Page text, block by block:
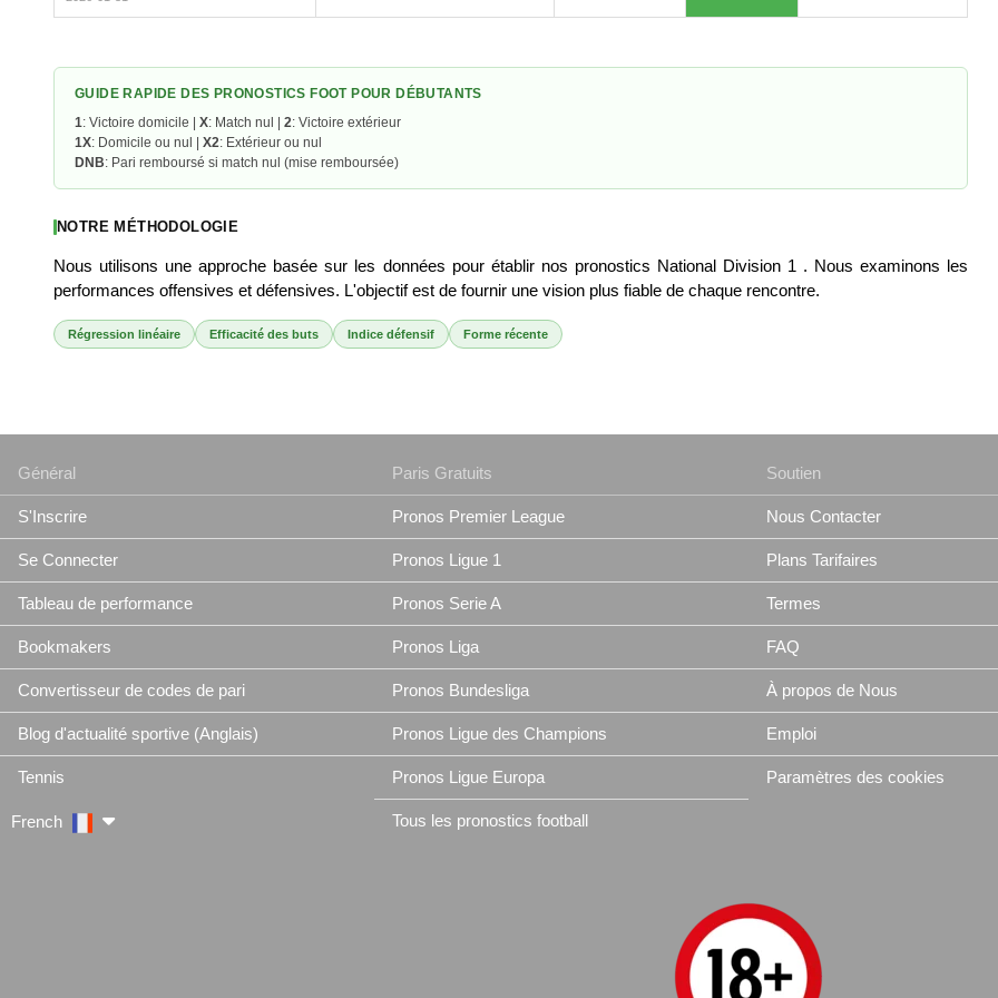
GUIDE RAPIDE DES PRONOSTICS FOOT POUR DÉBUTANTS
1: Victoire domicile | X: Match nul | 2: Victoire extérieur
1X: Domicile ou nul | X2: Extérieur ou nul
DNB: Pari remboursé si match nul (mise remboursée)
NOTRE MÉTHODOLOGIE
Nous utilisons une approche basée sur les données pour établir nos pronostics National Division 1 . Nous examinons les
performances offensives et défensives. L'objectif est de fournir une vision plus fiable de chaque rencontre.
Régression linéaire Efficacité des buts Indice défensif Forme récente
Général
S'Inscrire
Se Connecter
Tableau de performance
Bookmakers
Convertisseur de codes de pari
Blog d'actualité sportive (Anglais)
Tennis
French
Paris Gratuits
Pronos Premier League
Pronos Ligue 1
Pronos Serie A
Pronos Liga
Pronos Bundesliga
Pronos Ligue des Champions
Pronos Ligue Europa
Tous les pronostics football
Soutien
Nous Contacter
Plans Tarifaires
Termes
FAQ
À propos de Nous
Emploi
Paramètres des cookies